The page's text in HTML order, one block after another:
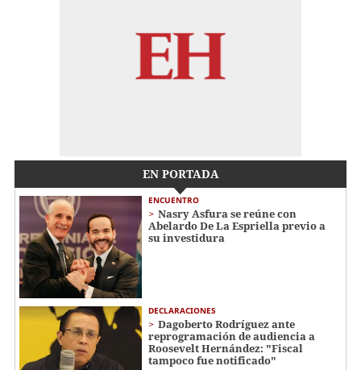
EN PORTADA
ENCUENTRO
Nasry Asfura se reúne con
Abelardo De La Espriella previo a
su investidura
DECLARACIONES
Dagoberto Rodríguez ante
reprogramación de audiencia a
Roosevelt Hernández: "Fiscal
tampoco fue notificado"